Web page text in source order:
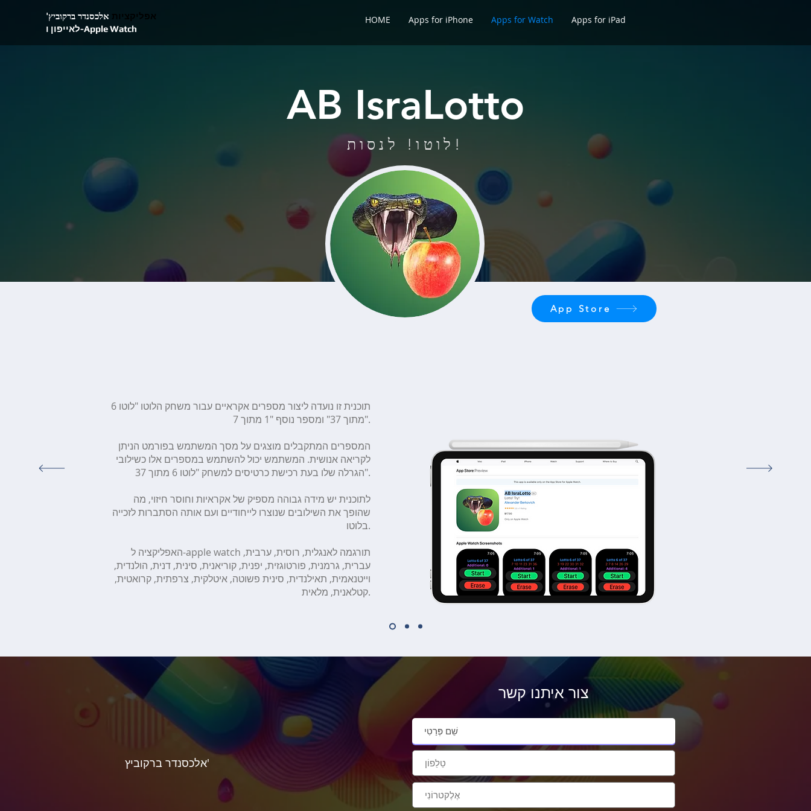
אפליקציות אלכסנדר ברקוביץ'
לאייפון ו-Apple Watch
HOME Apps for iPhone Apps for Watch Apps for iPad
AB IsraLotto
לוטו! לנסות!
App Store
תוכנית זו נועדה ליצור מספרים אקראיים עבור משחק הלוטו "לוטו 6
מתוך 37" ומספר נוסף "1 מתוך 7".
המספרים המתקבלים מוצגים על מסך המשתמש בפורמט הניתן
לקריאה אנושית. המשתמש יכול להשתמש במספרים אלו כשילובי
הגרלה שלו בעת רכישת כרטיסים למשחק "לוטו 6 מתוך 37".
לתוכנית יש מידה גבוהה מספיק של אקראיות וחוסר חיזוי, מה
שהופך את השילובים שנוצרו לייחודיים ועם אותה הסתברות לזכייה
בלוטו.
האפליקציה ל-apple watch תורגמה לאנגלית, רוסית, ערבית,
עברית, גרמנית, פורטוגזית, יפנית, קוריאנית, סינית, דנית, הולנדית,
וייטנאמית, תאילנדית, סינית פשוטה, איטלקית, צרפתית, קרואטית,
קטלאנית, מלאית.
אלכסנדר ברקוביץ'
צור איתנו קשר